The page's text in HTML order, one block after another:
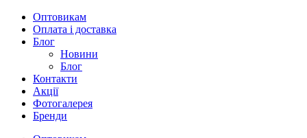
Оптовикам
Оплата і доставка
Блог
Новини
Блог
Контакти
Акції
Фотогалерея
Бренди